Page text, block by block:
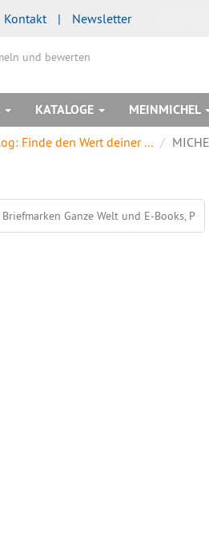
Kontakt | Newsletter
KATALOGE MEINMICHEL
Finde den Wert deiner ...